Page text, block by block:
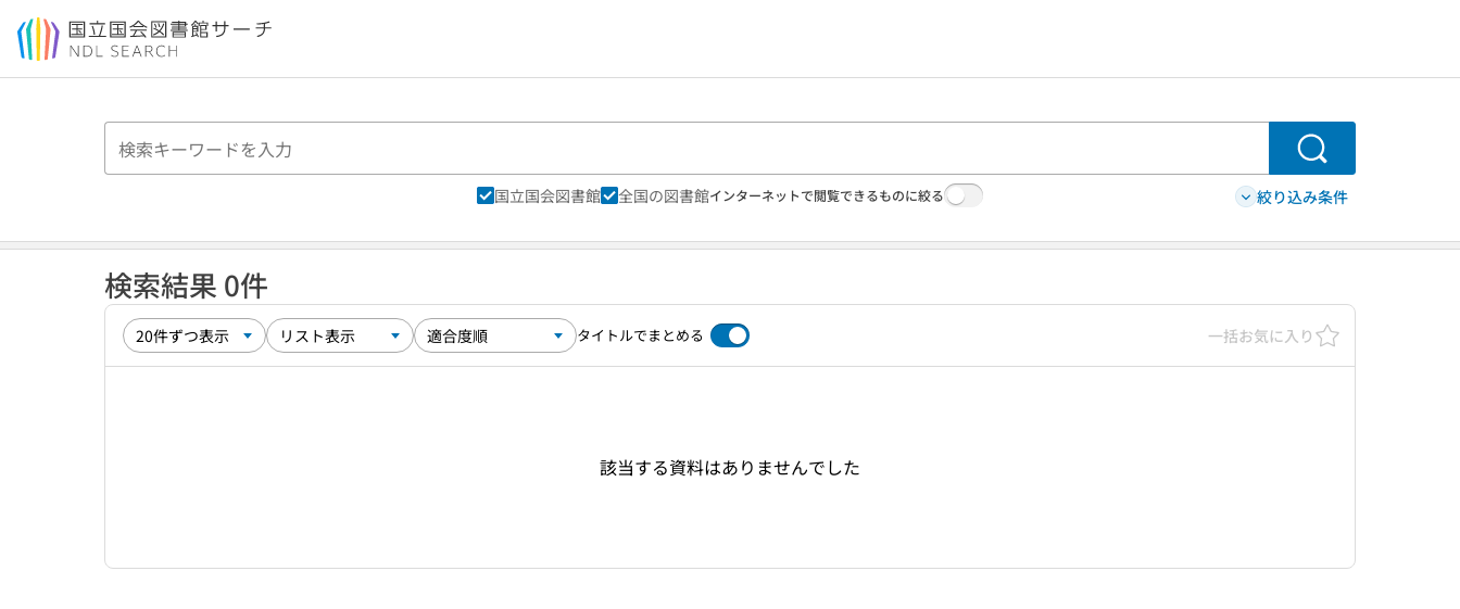
本文へ移動
検索
国立国会図書館 全国の図書館インターネットで閲覧できるものに絞る 絞り込み条件
検索結果 0件
タイトルでまとめる 一括お気に入り
該当する資料はありませんでした